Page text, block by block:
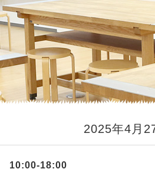
2025年4月
10:00-18:00